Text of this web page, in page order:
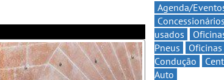
Agenda/
usados
Pneus
Condução
Auto